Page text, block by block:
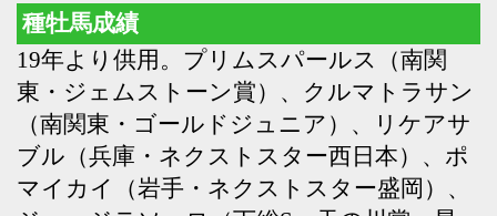
クラブ紹介 入会案内 所属馬情報 お問合せ
個人情報保護方針 ファンド勧誘方針
アプリケーションプライバシーポリシー
PCサイト Copyright © CARROTCLUB